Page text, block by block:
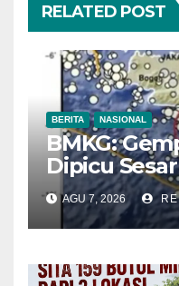
RELATED POST
BERITA NASIONAL
BMKG:
Dipicu
Getarannya
Sukabumi
AGU 7, 2026